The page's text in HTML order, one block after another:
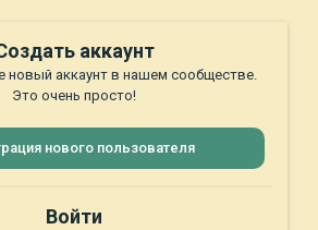
аккаунт
новый аккаунт в нашем сообществе.
Это очень просто!
нового пользователя
Войти